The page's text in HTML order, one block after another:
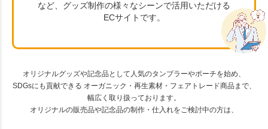
など、グッズ制作の様々なシーンで活用いただける
ECサイトです。
オリジナルグッズや記念品として人気のタンブラーやポーチを始め、
SDGsにも貢献できる オーガニック・再生素材・フェアトレード商品まで、
幅広く取り扱っております。
オリジナルの販売品や記念品の制作・仕入れをご検討中の方は、